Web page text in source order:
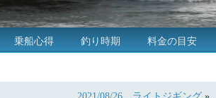
乗船心得 釣り時期 料金の目安